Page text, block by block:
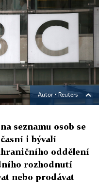
Autor ▪Reuters
seznamu osob se
i bývalí
oddělení
rozhodnutí
nebo prodávat